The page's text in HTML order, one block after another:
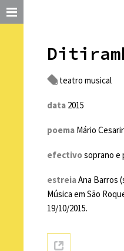
teatro musical
data 2015
poema Mário
efectivosoprano e
estreiaAna Barros
Música em São
19/10/2015.